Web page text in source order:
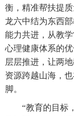
衡，精准帮扶提
龙六中结为东西
能力共进，从教
心理健康体系的
层层推进，让两
资源跨越山海，
脚。
“教育的目标，